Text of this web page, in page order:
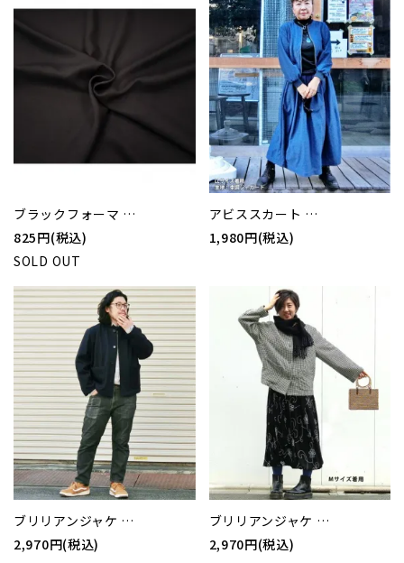
ブラックフォーマ …
825円(税込)
SOLD OUT
アビススカート …
1,980円(税込)
ブリリアンジャケ …
2,970円(税込)
ブリリアンジャケ …
2,970円(税込)